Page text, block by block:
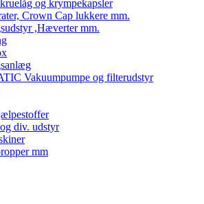
og krympekapsler
Crown Cap lukkere mm.
,Hæverter mm.
Vakuumpumpe og filterudstyr
div. udstyr
mm